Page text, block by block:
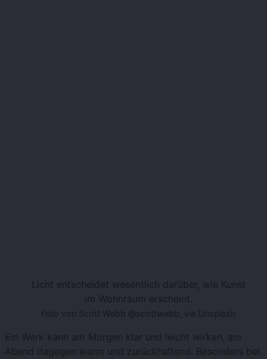
Licht entscheidet wesentlich darüber, wie Kunst
im Wohnraum erscheint.
Foto von Scott Webb @scottwebb, via Unsplash
Ein Werk kann am Morgen klar und leicht wirken, am
Abend dagegen warm und zurückhaltend. Besonders bei